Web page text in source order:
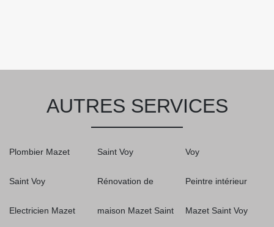
AUTRES SERVICES
Plombier Mazet
Saint Voy
Electricien Mazet
Saint Voy
Rénovation de
maison Mazet Saint
Voy
Peintre intérieur
Mazet Saint Voy